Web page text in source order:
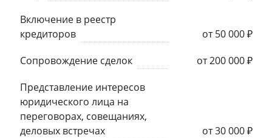
Включение в реестр
кредиторов
от 50 000 ₽
Сопровождение сделок
от 200 000 ₽
Представление интересов
юридического лица на
переговорах, совещаниях,
деловых встречах
от 30 000 ₽